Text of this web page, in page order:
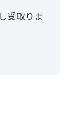
受取りま